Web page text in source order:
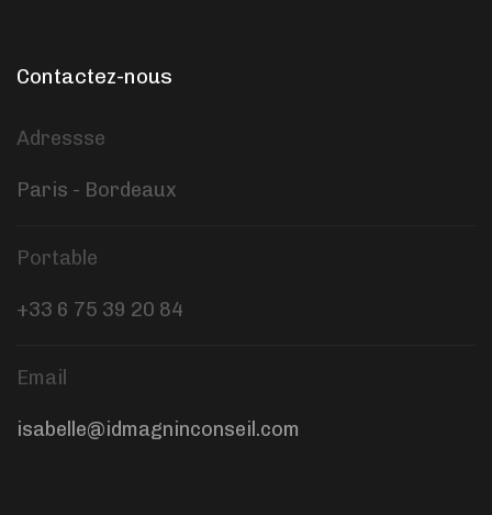
Contactez-nous
Adressse
Paris - Bordeaux
Portable
+33 6 75 39 20 84
Email
isabelle@idmagninconseil.com